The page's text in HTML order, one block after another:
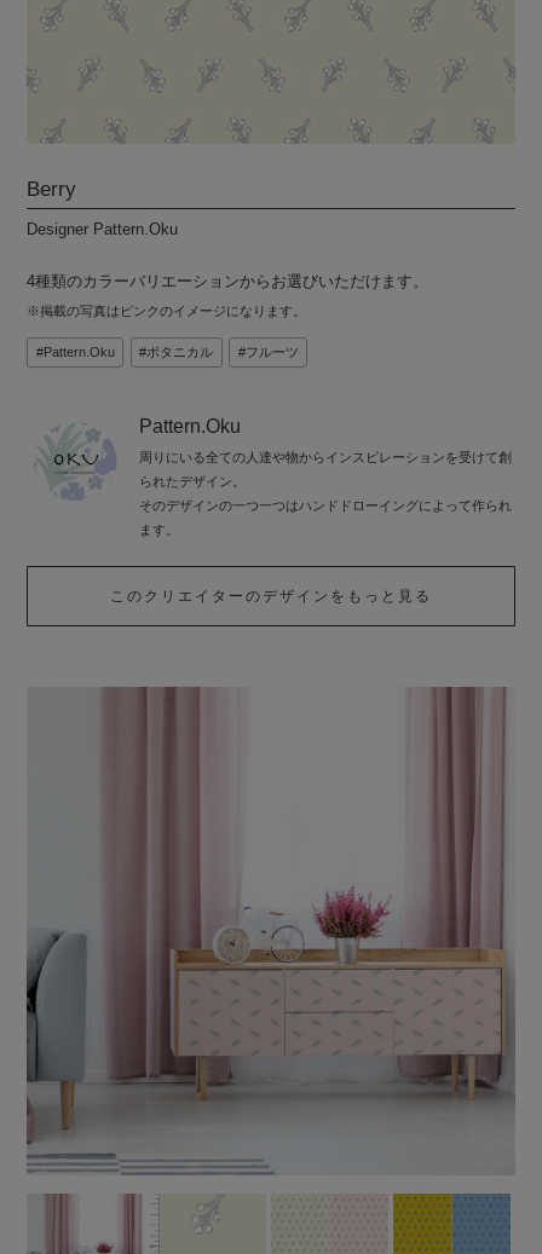
Berry
Designer Pattern.Oku
4種類のカラーバリエーションからお選びいただけます。
※掲載の写真はピンクのイメージになります。
Pattern.Oku ボタニカル フルーツ
Pattern.Oku
周りにいる全ての人達や物からインスピレーションを受けて創
られたデザイン。
そのデザインの一つ一つはハンドドローイングによって作られ
ます。
このクリエイターのデザインをもっと見る